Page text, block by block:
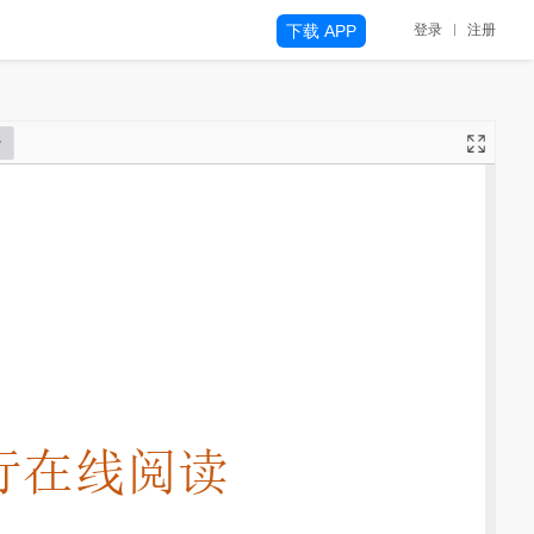
登录 注册
下载 APP